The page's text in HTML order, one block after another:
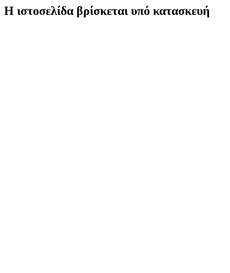
Η ιστοσελίδα βρίσκεται υπό κατασκευή